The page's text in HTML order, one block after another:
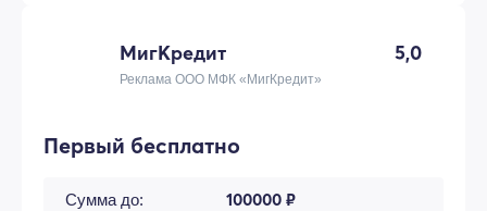
МигКредит 5,0
Реклама ООО МФК «МигКредит»
Первый бесплатно
Сумма до: 100000 ₽